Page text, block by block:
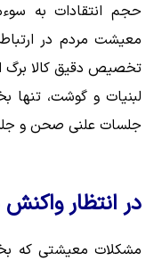
حجم انتقادات به
معیشت مردم در
تخصیص دقیق کالا برگ
لبنیات و گوشت، تنها
جلسات علنی صحن و
در انتظار
مشکلات معیشتی که